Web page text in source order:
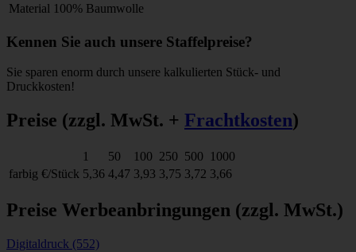
Material 100% Baumwolle
Kennen Sie auch unsere Staffelpreise?
Sie sparen enorm durch unsere kalkulierten Stück- und
Druckkosten!
Preise (zzgl. MwSt. + Frachtkosten)
1 50 100 250 500
1000
farbig €/Stück 5,36 4,47 3,93 3,75 3,72 3,66
Preise Werbeanbringungen (zzgl. MwSt.)
Digitaldruck (552)